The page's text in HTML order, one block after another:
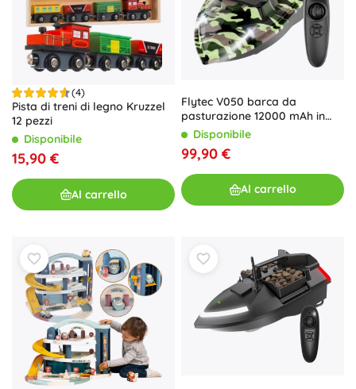
(4)
Pista di treni di legno Kruzzel
12 pezzi
Disponibile
15,90 €
Al carrello
Flytec V050 barca da
pasturazione 12000 mAh in
mimetica moro
Disponibile
99,90 €
Al carrello